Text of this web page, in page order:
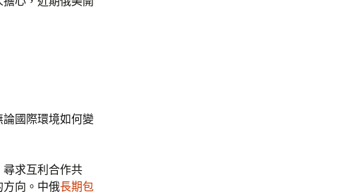
國際環境如何變
求互利合作共
方向。中俄長期包